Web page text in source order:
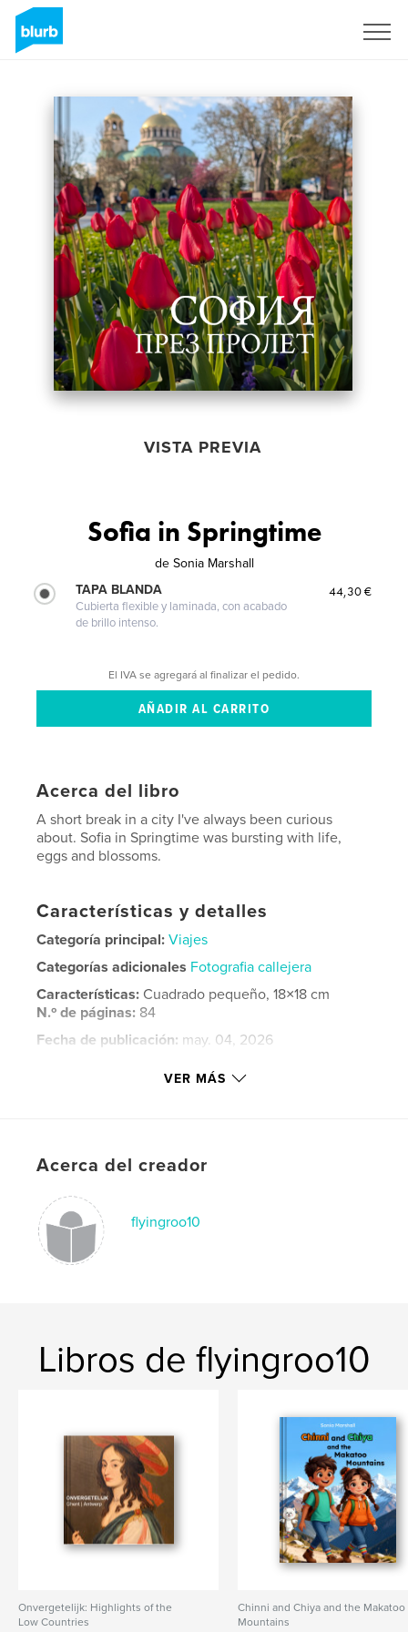
VISTA PREVIA
Sofia in Springtime
de Sonia Marshall
TAPA BLANDA
Cubierta flexible y laminada, con acabado
de brillo intenso.
44,30 €
El IVA se agregará al finalizar el pedido.
Acerca del libro
A short break in a city I've always been curious
about. Sofia in Springtime was bursting with life,
eggs and blossoms.
Características y detalles
Categoría principal: Viajes
Categorías adicionales Fotografia callejera
Características: Cuadrado pequeño, 18×18 cm
N.º de páginas: 84
Fecha de publicación: may. 04, 2026
VER MÁS
Acerca del creador
flyingroo10
Libros de flyingroo10
Onvergetelijk: Highlights of the
Low Countries
Chinni and Chiya and the Makatoo
Mountains